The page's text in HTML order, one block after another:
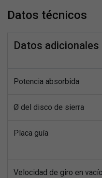
Datos técnicos
Datos adicionales
Potencia absorbida
Ø del disco de sierra
Placa guía
Velocidad de giro en vacío